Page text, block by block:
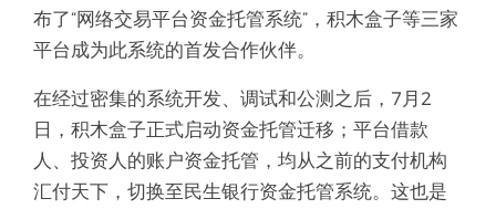
布了“网络交易平台资金托管系统”，积木盒子等三家
平台成为此系统的首发合作伙伴。
在经过密集的系统开发、调试和公测之后，7月2
日，积木盒子正式启动资金托管迁移；平台借款
人、投资人的账户资金托管，均从之前的支付机构
汇付天下，切换至民生银行资金托管系统。这也是